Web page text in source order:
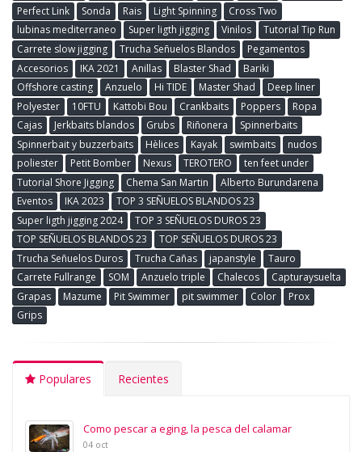
Perfect Link
Sonda Rais Light Spinning
Cross Two
lubinas mediterraneo
Super ligth jigging Vinilos
Tutorial Tip Run
Carrete slow jigging
Trucha Señuelos Blandos
Pegamentos
Accesorios
IKA 2021 Anillas Blaster Shad
Bariki
Offshore casting
Anzuelo Hi TIDE Master Shad
Deep liner
Polyester
10FTU Kattobi Bou Crankbaits Poppers
Ropa
Cajas
Jerkbaits blandos Grubs Riñonera
Spinnerbaits
Spinnerbait y buzzerbaits
Hèlices Kayak swimbaits
nudos
poliester
Petit Bomber Nexus TEROTERO
ten feet under
Tutorial Shore Jigging
Chema San Martin
Alberto Burundarena
Eventos
IKA 2023
TOP 3 SEÑUELOS BLANDOS 23
Super ligth jigging 2024
TOP 3 SEÑUELOS DUROS 23
TOP SEÑUELOS BLANDOS 23
TOP SEÑUELOS DUROS 23
Trucha Señuelos Duros
Trucha Cañas japanstyle
Tauro
Carrete Fullrange
SOM Anzuelo triple Chalecos
Capturaysuelta
Grapas
Mazume Pit Swimmer pit swimmer Color
Prox
Grips
Populares Recientes
Como pescar a eging, la pesca del calamar
04 oct